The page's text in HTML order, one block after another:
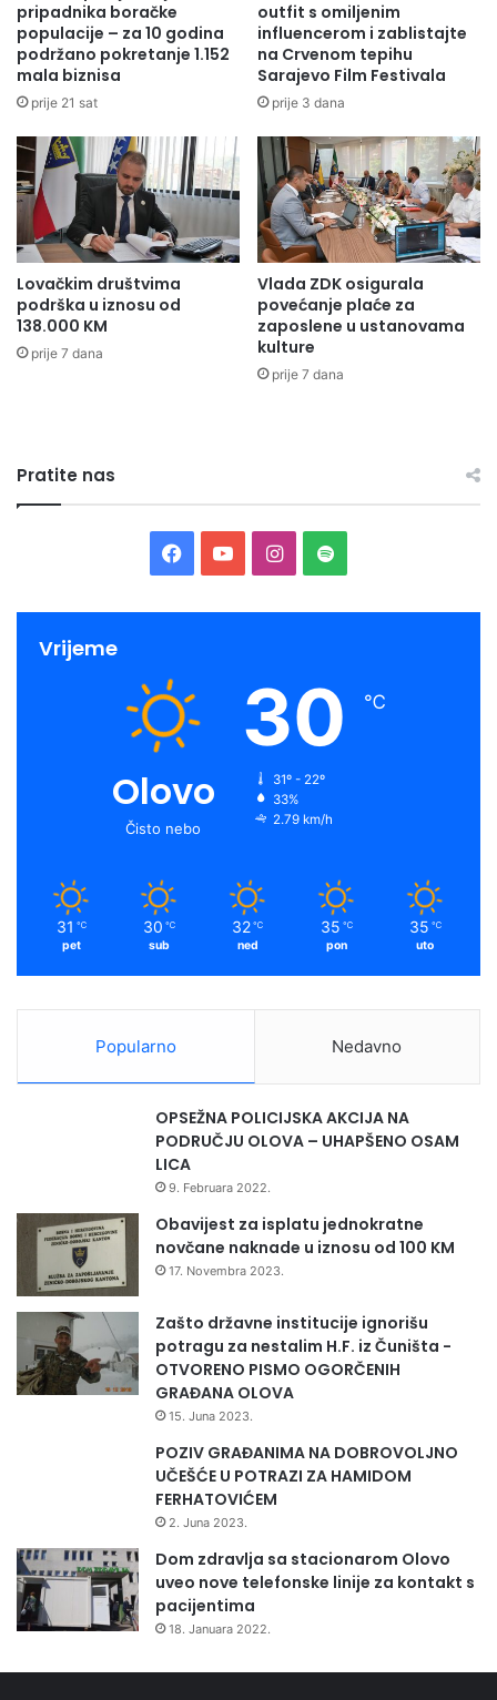
pripadnika boračke
populacije – za 10 godina
podržano pokretanje 1.152
mala biznisa
prije 21 sat
outfit s omiljenim
influencerom i zablistajte
na Crvenom tepihu
Sarajevo Film Festivala
prije 3 dana
Lovačkim društvima
podrška u iznosu od
138.000 KM
prije 7 dana
Vlada ZDK osigurala
povećanje plaće za
zaposlene u ustanovama
kulture
prije 7 dana
Pratite nas
Facebook
YouTubeInstagram
Spotify
Vrijeme
Olovo
Čisto nebo
30 ℃
31º - 22º
33%
2.79 km/h
31 ℃
pet
30 ℃
sub
32 ℃
ned
35 ℃
pon
35 ℃
uto
Popularno Nedavno
OPSEŽNA POLICIJSKA AKCIJA NA
PODRUČJU OLOVA – UHAPŠENO OSAM
LICA
9. Februara 2022.
Obavijest za isplatu jednokratne
novčane naknade u iznosu od 100 KM
17. Novembra 2023.
Zašto državne institucije ignorišu
potragu za nestalim H.F. iz Čuništa -
OTVORENO PISMO OGORČENIH
GRAĐANA OLOVA
15. Juna 2023.
POZIV GRAĐANIMA NA DOBROVOLJNO
UČEŠĆE U POTRAZI ZA HAMIDOM
FERHATOVIĆEM
2. Juna 2023.
Dom zdravlja sa stacionarom Olovo
uveo nove telefonske linije za kontakt s
pacijentima
18. Januara 2022.